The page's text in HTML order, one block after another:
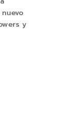
y